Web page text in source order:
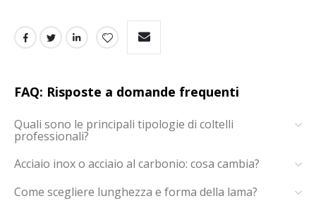
FAQ: Risposte a domande frequenti
Quali sono le principali tipologie di coltelli
professionali?
Acciaio inox o acciaio al carbonio: cosa cambia?
Come scegliere lunghezza e forma della lama?